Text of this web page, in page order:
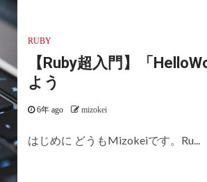
RUBY
【Ruby超入門】「
よう
6年 ago mizokei
はじめに どうもMizokeiです。Ru...